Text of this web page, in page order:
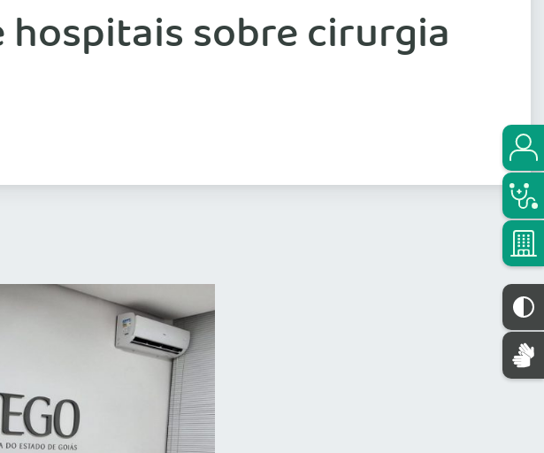
sobre cirurgia